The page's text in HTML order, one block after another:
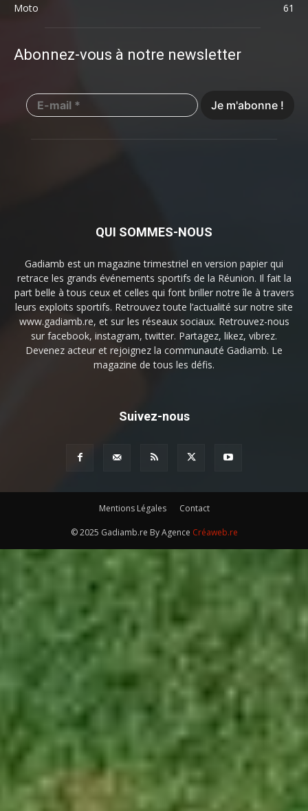
Moto
61
Abonnez-vous à notre newsletter
QUI SOMMES-NOUS
Gadiamb est un magazine trimestriel en version papier qui
retrace les grands événements sportifs de la Réunion. Il fait la
part belle à tous ceux et celles qui font briller notre île à travers
leurs exploits sportifs. Retrouvez toute l’actualité sur notre site
www.gadiamb.re, et sur les réseaux sociaux. Retrouvez-nous
sur facebook, instagram, twitter. Partagez, likez, vibrez.
Devenez acteur et rejoignez la communauté Gadiamb. Le
magazine de tous les défis.
Suivez-nous
Mentions Légales Contact
© 2025 Gadiamb.re By Agence Créaweb.re